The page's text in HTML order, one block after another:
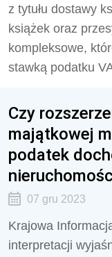
z tytułu dostawy
książek oraz
kompleksowe,
stawką podatku
Czy
majątkowej
podatek
07 gru 2023
Krajowa
interpretacji